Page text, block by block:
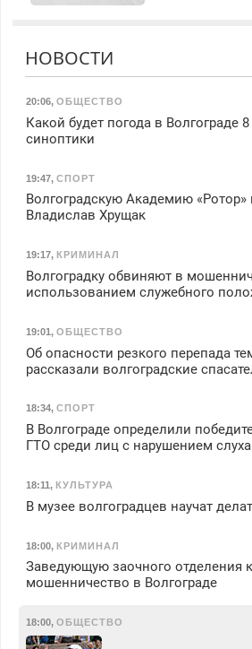
НОВОСТИ
20:06, ОБЩЕСТВО
Какой будет погода в Волгограде
синоптики
19:47, СПОРТ
Волгоградскую Академию «Ротор»
Владислав Хрущак
19:17, КРИМИНАЛ
Волгоградку обвиняют в
использованием служебного
19:01, ОБЩЕСТВО
Об опасности резкого перепада
рассказали волгоградские
18:34, СПОРТ
В Волгограде определили
ГТО среди лиц с нарушением слуха
18:11, КУЛЬТУРА
В музее волгоградцев научат
18:00, КРИМИНАЛ
Заведующую заочного отделения
мошенничество в Волгограде
18:00, ОБЩЕСТВО